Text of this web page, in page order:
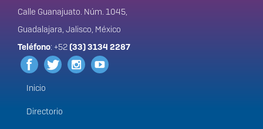
Calle Guanajuato. Núm. 1045,
Guadalajara, Jalisco, México
Teléfono: +52(33) 3134 2287
Menú
principal
Inicio
Directorio